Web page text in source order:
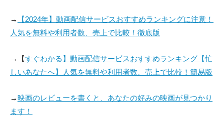
→
【2024年】動画配信サービスおすすめランキングに注意！
人気を無料や利用者数、売上で比較！徹底版
→【すぐわかる】動画配信サービスおすすめランキング【忙
しいあなたへ】人気を無料や利用者数、売上で比較！簡易版
→映画のレビューを書くと、あなたの好みの映画が見つかり
ます！